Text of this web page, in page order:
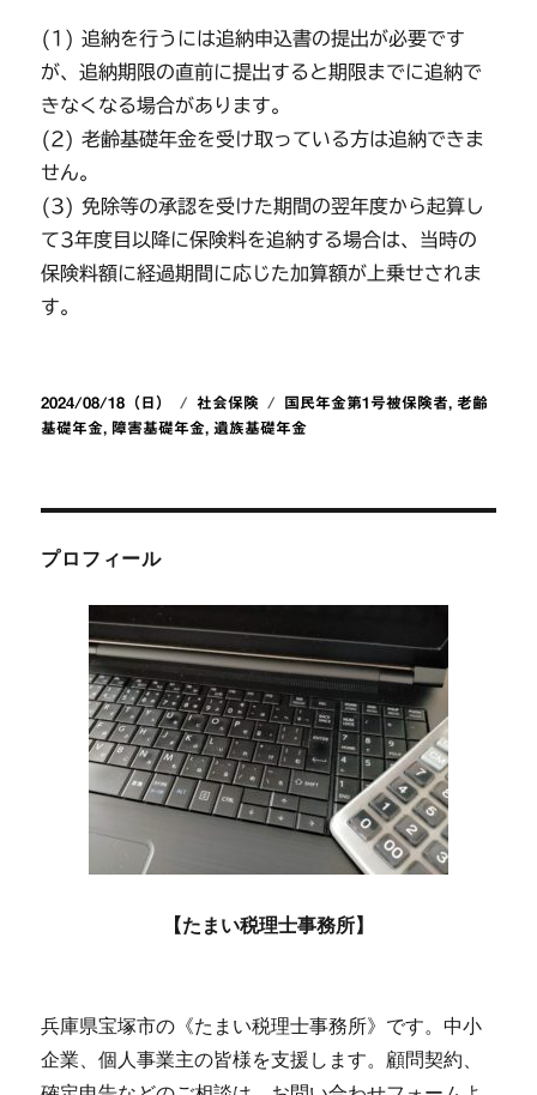
(1) 追納を行うには追納申込書の提出が必要です
が、追納期限の直前に提出すると期限までに追納で
きなくなる場合があります。
(2) 老齢基礎年金を受け取っている方は追納できま
せん。
(3) 免除等の承認を受けた期間の翌年度から起算し
て3年度目以降に保険料を追納する場合は、当時の
保険料額に経過期間に応じた加算額が上乗せされま
す。
投
稿
2024/08/18（日）
カ
テ
社会保険
タ
グ
国民年金第1号被保険者,老齢
基礎年金, 障害基礎年金,遺族基礎年金
プロフィール
【たまい税理士事務所】
兵庫県宝塚市の《たまい税理士事務所》です。中小
企業、個人事業主の皆様を支援します。顧問契約、